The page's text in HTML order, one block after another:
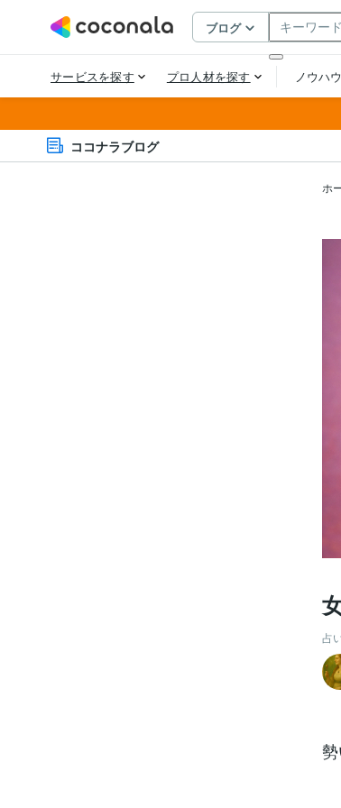
ココナラブログ
ホ
占